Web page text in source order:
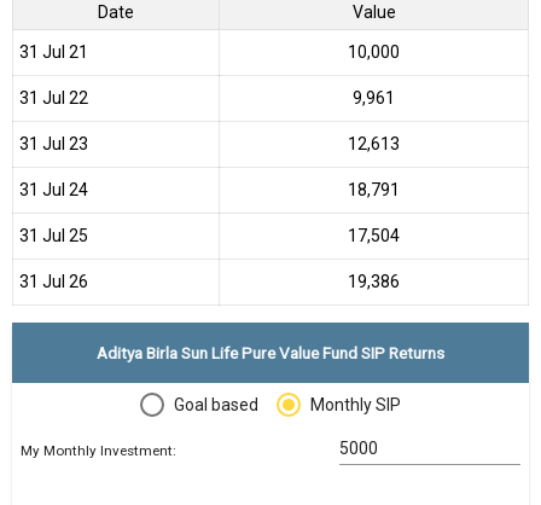
Date Value
31 Jul 21 ₹10,000
31 Jul 22 ₹9,961
31 Jul 23 ₹12,613
31 Jul 24 ₹18,791
31 Jul 25 ₹17,504
31 Jul 26 ₹19,386
Aditya Birla Sun Life Pure Value Fund SIP Returns
Goal based Monthly SIP
My Monthly Investment: